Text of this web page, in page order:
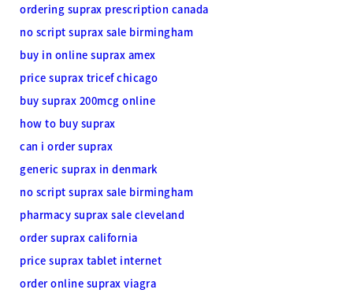
ordering suprax prescription canada
no script suprax sale birmingham
buy in online suprax amex
price suprax tricef chicago
buy suprax 200mcg online
how to buy suprax
can i order suprax
generic suprax in denmark
no script suprax sale birmingham
pharmacy suprax sale cleveland
order suprax california
price suprax tablet internet
order online suprax viagra